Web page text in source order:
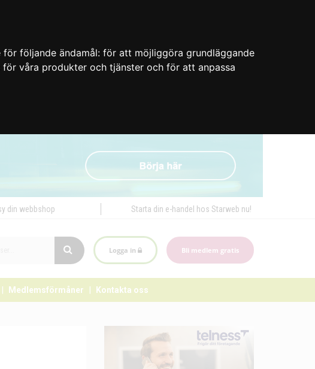
följande ändamål: för att möjliggöra grundläggande
våra produkter och tjänster och för att anpassa
din webbshop Starta din e-handel hos Starweb nu!
Logga in Bli medlem gratis
Medlemsförmåner Kontakta oss